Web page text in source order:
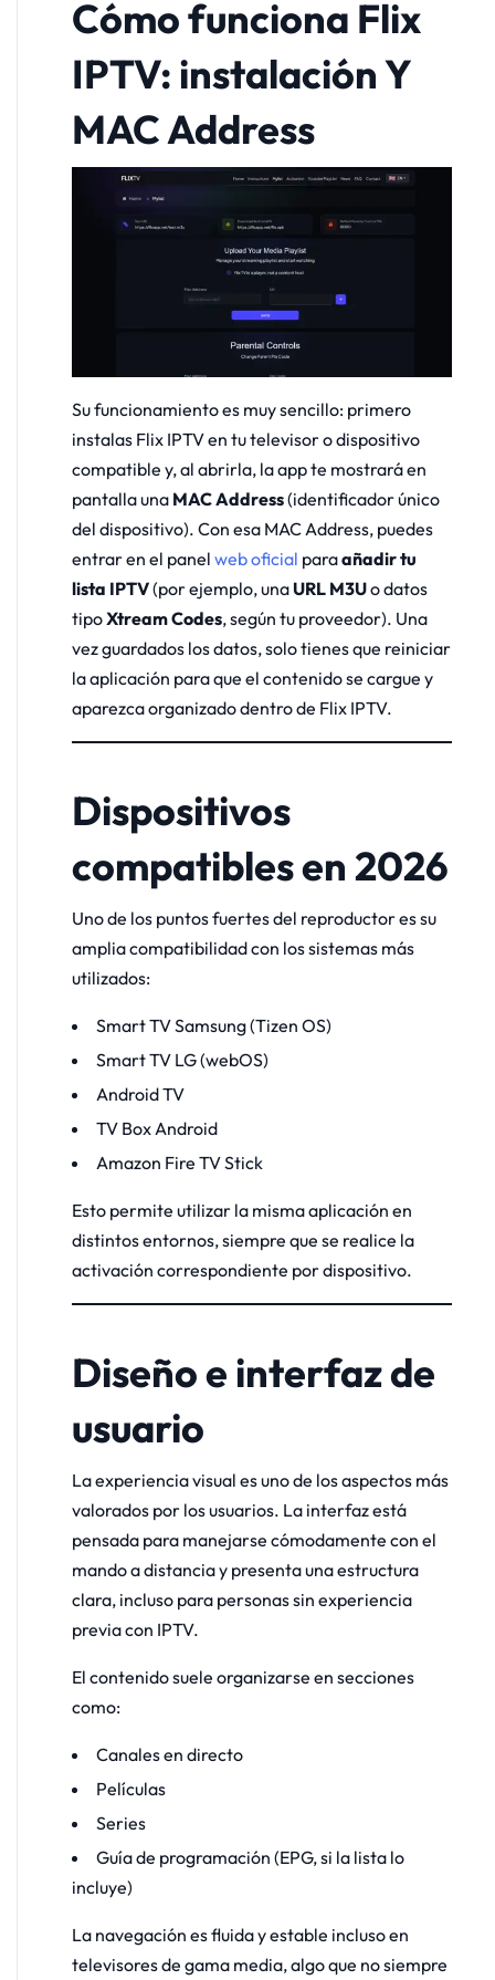
Cómo funciona Flix
IPTV: instalación Y
MAC Address
Su funcionamiento es muy sencillo: primero
instalas Flix IPTV en tu televisor o dispositivo
compatible y, al abrirla, la app te mostrará en
pantalla una MAC Address(identificador único
del dispositivo). Con esa MAC Address, puedes
entrar en el panelweb oficial paraañadir tu
lista IPTV(por ejemplo, una URL M3Uo datos
tipoXtream Codes, según tu proveedor). Una
vez guardados los datos, solo tienes que reiniciar
la aplicación para que el contenido se cargue y
aparezca organizado dentro de Flix IPTV.
Dispositivos
compatibles en 2026
Uno de los puntos fuertes del reproductor es su
amplia compatibilidad con los sistemas más
utilizados:
Smart TV Samsung (Tizen OS)
Smart TV LG (webOS)
Android TV
TV Box Android
Amazon Fire TV Stick
Esto permite utilizar la misma aplicación en
distintos entornos, siempre que se realice la
activación correspondiente por dispositivo.
Diseño e interfaz de
usuario
La experiencia visual es uno de los aspectos más
valorados por los usuarios. La interfaz está
pensada para manejarse cómodamente con el
mando a distancia y presenta una estructura
clara, incluso para personas sin experiencia
previa con IPTV.
El contenido suele organizarse en secciones
como:
Canales en directo
Películas
Series
Guía de programación (EPG, si la lista lo
incluye)
La navegación es fluida y estable incluso en
televisores de gama media, algo que no siempre